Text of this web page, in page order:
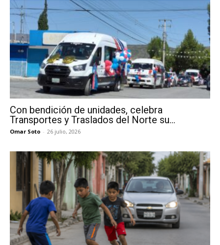
Con bendición de unidades, celebra
Transportes y Traslados del Norte su...
Omar Soto - 26 julio, 2026